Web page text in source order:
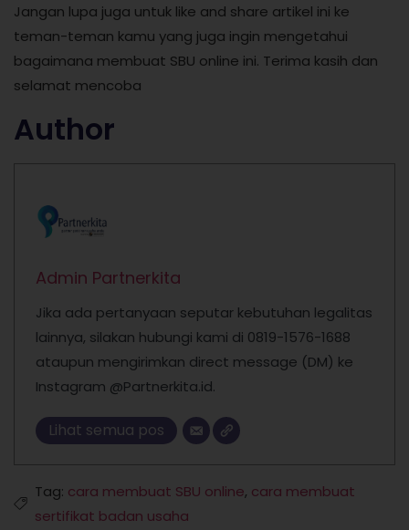
Jangan lupa juga untuk like and share artikel ini ke
teman-teman kamu yang juga ingin mengetahui
bagaimana membuat SBU online ini. Terima kasih dan
selamat mencoba
Author
Admin Partnerkita
Jika ada pertanyaan seputar kebutuhan legalitas
lainnya, silakan hubungi kami di 0819-1576-1688
ataupun mengirimkan direct message (DM) ke
Instagram @Partnerkita.id.
Lihat semua pos
Tag: cara membuat SBU online, cara membuat
sertifikat badan usaha